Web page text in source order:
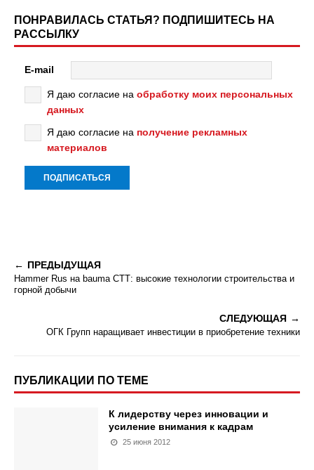
ПОНРАВИЛАСЬ СТАТЬЯ? ПОДПИШИТЕСЬ НА
РАССЫЛКУ
E-mail
Я даю согласие на обработку моих персональных
данных
Я даю согласие на получение рекламных
материалов
ПРЕДЫДУЩАЯ
Hammer Rus на bauma СТТ: высокие технологии строительства и
горной добычи
СЛЕДУЮЩАЯ
ОГК Групп наращивает инвестиции в приобретение техники
ПУБЛИКАЦИИ ПО ТЕМЕ
К лидерству через инновации и
усиление внимания к кадрам
25 июня 2012